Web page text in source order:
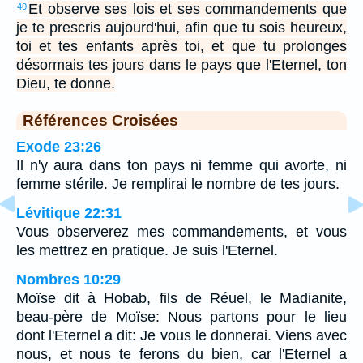
40 Et observe ses lois et ses commandements que
je te prescris aujourd'hui, afin que tu sois heureux,
toi et tes enfants après toi, et que tu prolonges
désormais tes jours dans le pays que l'Eternel, ton
Dieu, te donne.
Références Croisées
Exode 23:26
Il n'y aura dans ton pays ni femme qui avorte, ni
femme stérile. Je remplirai le nombre de tes jours.
Lévitique 22:31
Vous observerez mes commandements, et vous
les mettrez en pratique. Je suis l'Eternel.
Nombres 10:29
Moïse dit à Hobab, fils de Réuel, le Madianite,
beau-père de Moïse: Nous partons pour le lieu
dont l'Eternel a dit: Je vous le donnerai. Viens avec
nous, et nous te ferons du bien, car l'Eternel a